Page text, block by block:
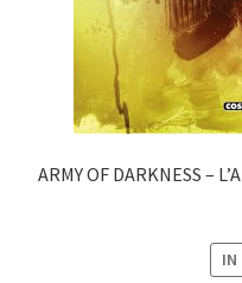
ARMY OF DARKNESS –
IN